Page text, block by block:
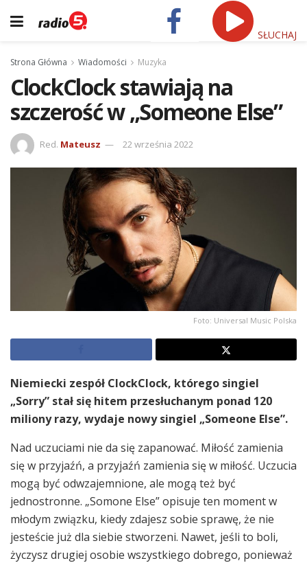
SŁUCHAJ
Strona Główna Wiadomości Muzyka
ClockClock stawiają na
szczerość w „Someone Else”
Red. Mateusz 22 września 2022
Foto: Universal Music Polska
Niemiecki zespół ClockClock, którego singiel
„Sorry” stał się hitem przesłuchanym ponad 120
miliony razy, wydaje nowy singiel „Someone Else”.
Nad uczuciami nie da się zapanować. Miłość zamienia
się w przyjaźń, a przyjaźń zamienia się w miłość. Uczucia
mogą być odwzajemnione, ale mogą też być
jednostronne. „Somone Else” opisuje ten moment w
młodym związku, kiedy zdajesz sobie sprawę, że nie
jesteście już dla siebie stworzeni. Nawet, jeśli to boli,
życzysz drugiej osobie wszystkiego dobrego, ponieważ